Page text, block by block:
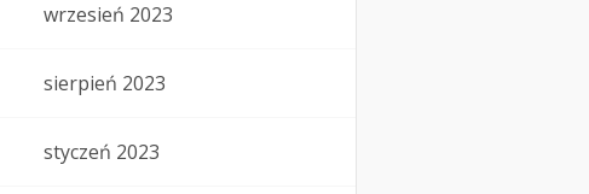
wrzesień 2023
sierpień 2023
styczeń 2023